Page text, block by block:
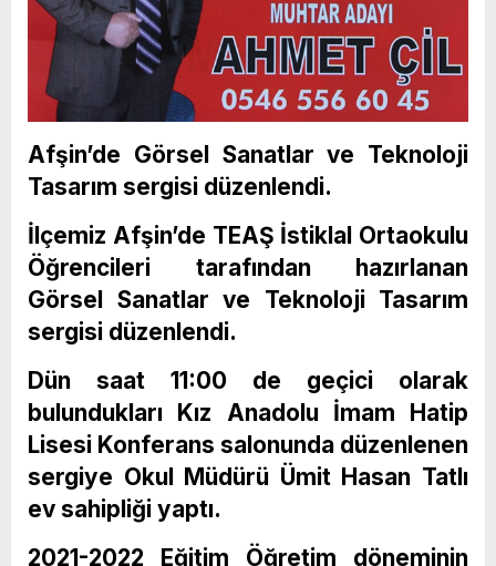
Afşin’de Görsel Sanatlar ve Teknoloji
Tasarım sergisi düzenlendi.
İlçemiz Afşin’de TEAŞ İstiklal Ortaokulu
Öğrencileri tarafından hazırlanan
Görsel Sanatlar ve Teknoloji Tasarım
sergisi düzenlendi.
Dün saat 11:00 de geçici olarak
bulundukları Kız Anadolu İmam Hatip
Lisesi Konferans salonunda düzenlenen
sergiye Okul Müdürü Ümit Hasan Tatlı
ev sahipliği yaptı.
2021-2022 Eğitim Öğretim döneminin